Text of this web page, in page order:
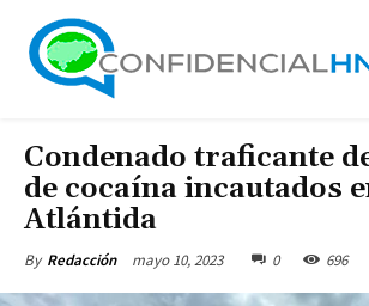
Condenado traficante
de cocaína incautados
Atlántida
By Redacción mayo 10, 2023 0 696